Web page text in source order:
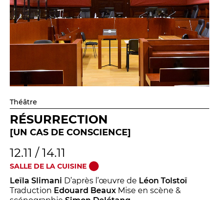
Théâtre
RÉSURRECTION
[UN CAS DE CONSCIENCE]
12.11 / 14.11
SALLE DE LA CUISINE
Leïla Slimani D’après l’œuvre de Léon Tolstoï
Traduction Edouard Beaux Mise en scène &